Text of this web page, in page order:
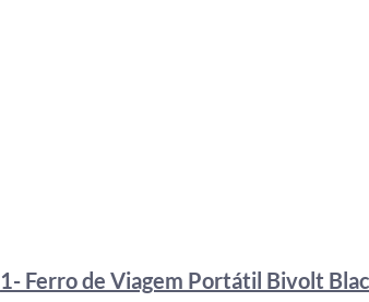
1- Ferro de Viagem Portátil Bivolt